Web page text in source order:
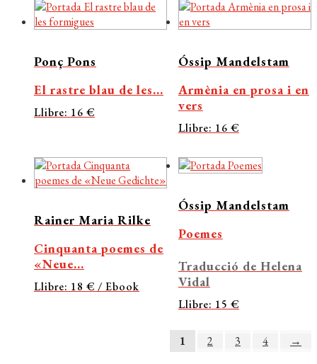
Ponç Pons
El rastre blau de les...
Llibre: 16 €
Óssip Mandelstam
Armènia en prosa i en
vers
Llibre: 16 €
Rainer Maria Rilke
Cinquanta poemes de
«Neue...
Llibre: 18 € / Ebook
Óssip Mandelstam
Poemes
Traducció de Helena
Vidal
Llibre: 15 €
1 2 3 4 →